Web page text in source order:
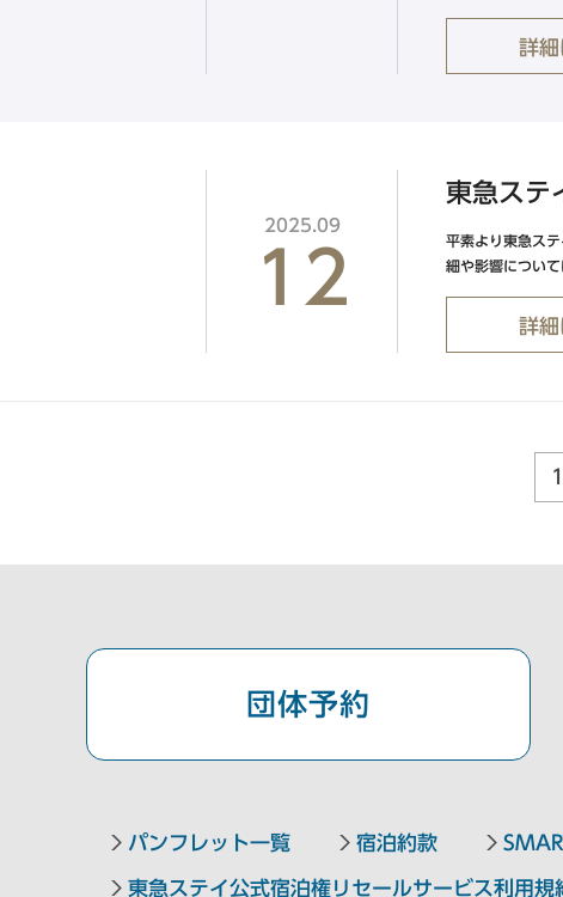
詳細
2025.09
12
東急ステ
平素より東急ス
細や影響につい
詳細
団体予約
パンフレット一覧 宿泊約款
東急ステイ公式宿泊権リセールサービス利用規